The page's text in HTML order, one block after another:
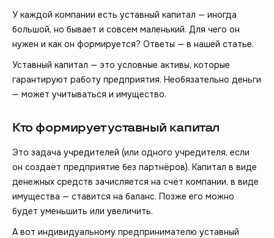
У каждой компании есть уставный капитал — иногда
большой, но бывает и совсем маленький. Для чего он
нужен и как он формируется? Ответы — в нашей статье.
Уставный капитал — это условные активы, которые
гарантируют работу предприятия. Необязательно деньги
— может учитываться и имущество.
Кто формирует уставный капитал
Это задача учредителей (или одного учредителя, если
он создаёт предприятие без партнёров). Капитал в виде
денежных средств зачисляется на счёт компании, в виде
имущества — ставится на баланс. Позже его можно
будет уменьшить или увеличить.
А вот индивидуальному предпринимателю уставный